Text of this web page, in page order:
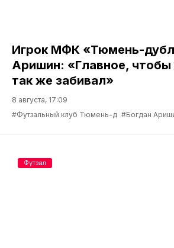
Игрок МФК «Тюмень-
Аришин: «Главное, чтобы
так же забивал»
8 августа, 17:09
#Футзальный клуб Тюмень-д #Богдан
Футзал